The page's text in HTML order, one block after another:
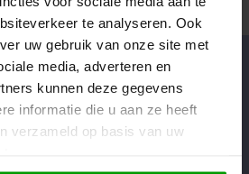
te analyseren. Ook
uw gebruik van onze site met
media, adverteren en
kunnen deze gegevens
informatie die u aan ze heeft
verzameld op basis van uw
de échte merken
vragen
4012406